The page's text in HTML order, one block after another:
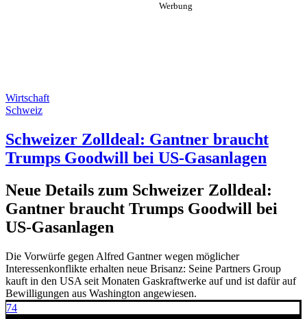
Wirtschaft
Schweiz
Schweizer Zolldeal: Gantner braucht
Trumps Goodwill bei US-Gasanlagen
Neue Details zum Schweizer Zolldeal:
Gantner braucht Trumps Goodwill bei
US-Gasanlagen
Die Vorwürfe gegen Alfred Gantner wegen möglicher
Interessenkonflikte erhalten neue Brisanz: Seine Partners Group
kauft in den USA seit Monaten Gaskraftwerke auf und ist dafür auf
Bewilligungen aus Washington angewiesen.
74